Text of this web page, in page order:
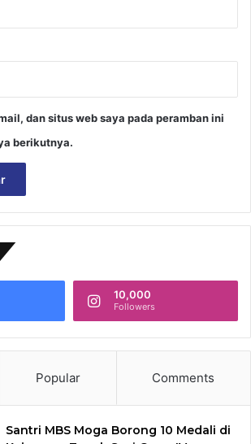
dan situs web saya pada peramban ini
berikutnya.
10,000
Followers
Popular Comments
Santri MBS Moga Borong 10 Medali di